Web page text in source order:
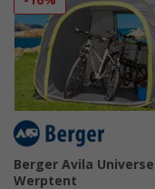
Berger Avila
Werptent